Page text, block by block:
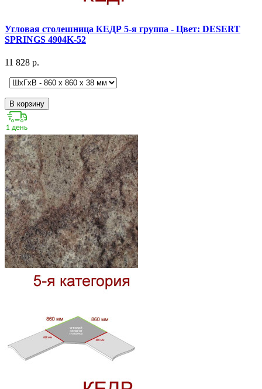
Угловая столешница КЕДР 5-я группа - Цвет: DESERT
SPRINGS 4904K-52
11 828 р.
В корзину